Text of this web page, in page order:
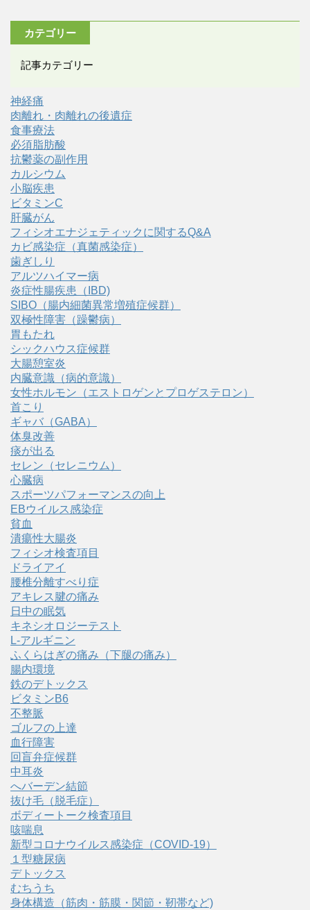
カテゴリー
記事カテゴリー
神経痛
肉離れ・肉離れの後遺症
食事療法
必須脂肪酸
抗鬱薬の副作用
カルシウム
小脳疾患
ビタミンC
肝臓がん
フィシオエナジェティックに関するQ&A
カビ感染症（真菌感染症）
歯ぎしり
アルツハイマー病
炎症性腸疾患（IBD)
SIBO（腸内細菌異常増殖症候群）
双極性障害（躁鬱病）
胃もたれ
シックハウス症候群
大腸憩室炎
内臓意識（病的意識）
女性ホルモン（エストロゲンとプロゲステロン）
首こり
ギャバ（GABA）
体臭改善
痰が出る
セレン（セレニウム）
心臓病
スポーツパフォーマンスの向上
EBウイルス感染症
貧血
潰瘍性大腸炎
フィシオ検査項目
ドライアイ
腰椎分離すべり症
アキレス腱の痛み
日中の眠気
キネシオロジーテスト
L-アルギニン
ふくらはぎの痛み（下腿の痛み）
腸内環境
鉄のデトックス
ビタミンB6
不整脈
ゴルフの上達
血行障害
回盲弁症候群
中耳炎
へバーデン結節
抜け毛（脱毛症）
ボディートーク検査項目
咳喘息
新型コロナウイルス感染症（COVID‑19）
１型糖尿病
デトックス
むちうち
身体構造（筋肉・筋膜・関節・靭帯など)